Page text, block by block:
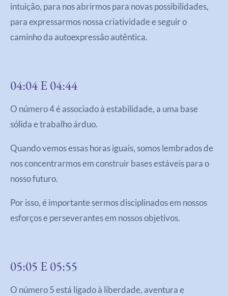
intuição, para nos abrirmos para novas possibilidades,
para expressarmos nossa criatividade e seguir o
caminho da autoexpressão autêntica.
04:04 E 04:44
O número 4 é associado à estabilidade, a uma base
sólida e trabalho árduo.
Quando vemos essas horas iguais, somos lembrados de
nos concentrarmos em construir bases estáveis para o
nosso futuro.
Por isso, é importante sermos disciplinados em nossos
esforços e perseverantes em nossos objetivos.
05:05 E 05:55
O número 5 está ligado à liberdade, aventura e